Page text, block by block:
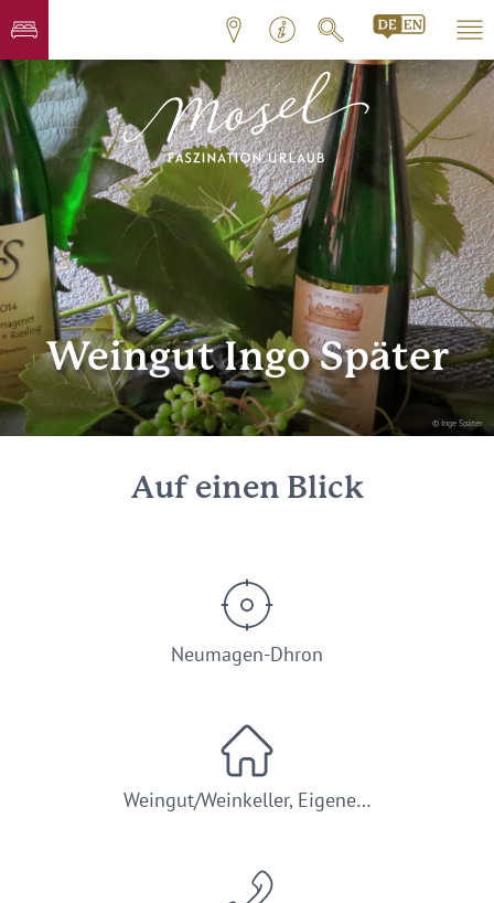
© Inge Später
Weingut Ingo Später
Auf einen Blick
Neumagen-Dhron
Weingut/Weinkeller, Eigene…